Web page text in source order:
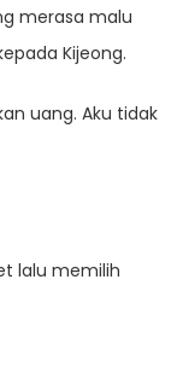
merasa malu
Kijeong.
uang. Aku tidak
lalu memilih